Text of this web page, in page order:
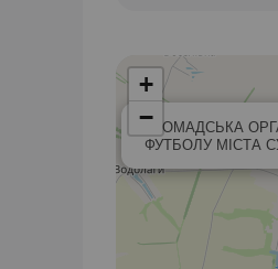
ГРОМАДСЬКА
ФУТБОЛУ МІСТА
+
−